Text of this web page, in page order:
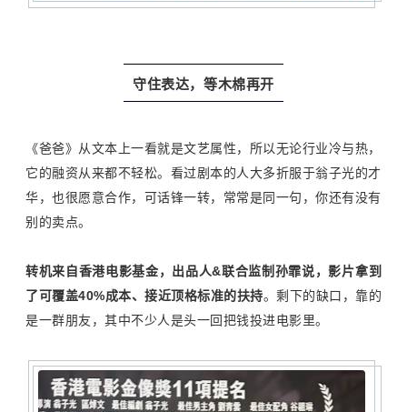
守住表达，等木棉再开
《爸爸》从文本上一看就是文艺属性，所以无论行业冷与热，
它的融资从来都不轻松。看过剧本的人大多折服于翁子光的才
华，也很愿意合作，可话锋一转，常常是同一句，你还有没有
别的卖点。
转机来自香港电影基金，出品人&联合监制孙霏说，影片拿到
了可覆盖40%成本、接近顶格标准的扶持。剩下的缺口，靠的
是一群朋友，其中不少人是头一回把钱投进电影里。